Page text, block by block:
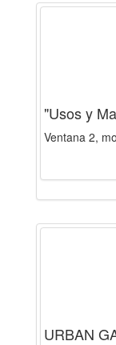
"Usos y
Ventana 2,
URBAN